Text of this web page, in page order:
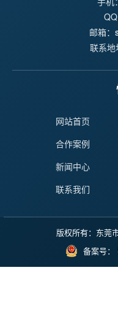
邮箱：
联系
网站首页
合作案例
新闻中心
联系我们
版权所有：东莞
备案号：